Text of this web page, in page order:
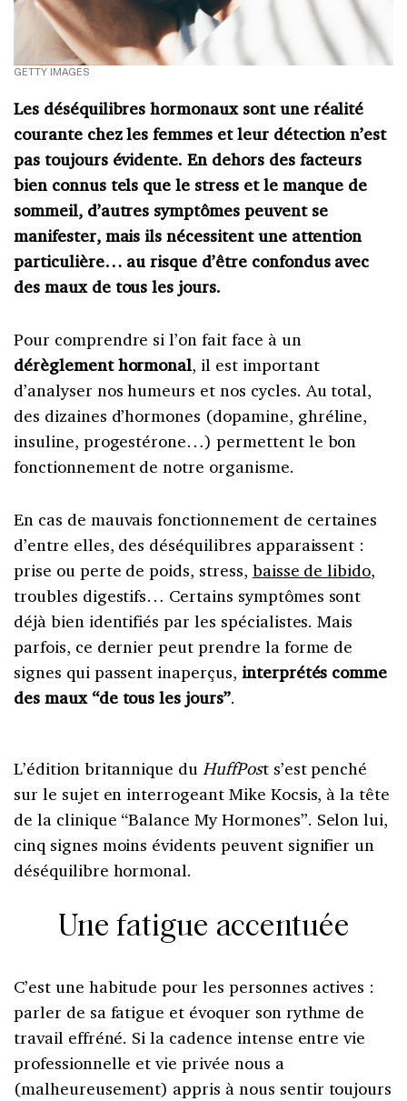
GETTY IMAGES
Les déséquilibres hormonaux sont une réalité
courante chez les femmes et leur détection n’est
pas toujours évidente. En dehors des facteurs
bien connus tels que le stress et le manque de
sommeil, d’autres symptômes peuvent se
manifester, mais ils nécessitent une attention
particulière… au risque d’être confondus avec
des maux de tous les jours.
Pour comprendre si l’on fait face à un
dérèglement hormonal, il est important
d’analyser nos humeurs et nos cycles. Au total,
des dizaines d’hormones (dopamine, ghréline,
insuline, progestérone…) permettent le bon
fonctionnement de notre organisme.
En cas de mauvais fonctionnement de certaines
d’entre elles, des déséquilibres apparaissent :
prise ou perte de poids, stress, baisse de libido,
troubles digestifs… Certains symptômes sont
déjà bien identifiés par les spécialistes. Mais
parfois, ce dernier peut prendre la forme de
signes qui passent inaperçus, interprétés comme
des maux “de tous les jours”.
L’édition britannique duHuffPost s’est penché
sur le sujet en interrogeant Mike Kocsis, à la tête
de la clinique “Balance My Hormones”. Selon lui,
cinq signes moins évidents peuvent signifier un
déséquilibre hormonal.
Une fatigue accentuée
C’est une habitude pour les personnes actives :
parler de sa fatigue et évoquer son rythme de
travail effréné. Si la cadence intense entre vie
professionnelle et vie privée nous a
(malheureusement) appris à nous sentir toujours